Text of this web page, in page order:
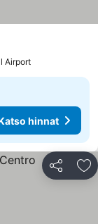
Airport
hinnat
Jaa